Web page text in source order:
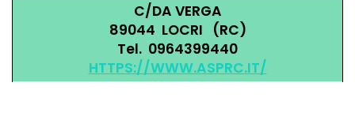
C/DA VERGA
89044 LOCRI (RC)
Tel. 0964399440
HTTPS://WWW.ASPRC.IT/